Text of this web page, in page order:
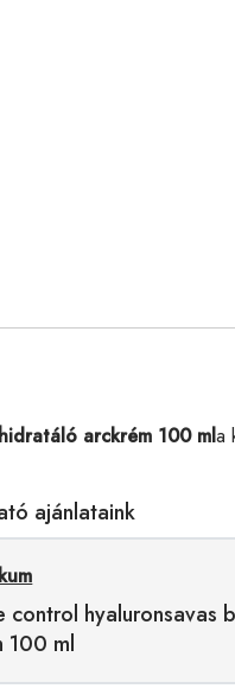
arckrém 100 mla
ajánlataink
control hyaluronsavas
100 ml